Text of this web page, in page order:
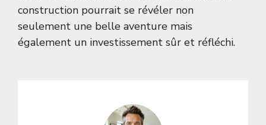
construction pourrait se révéler non
seulement une belle aventure mais
également un investissement sûr et réfléchi.